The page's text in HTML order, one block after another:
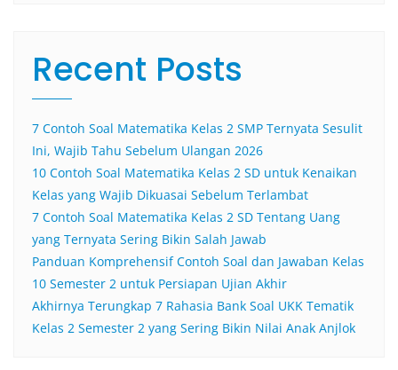
Recent Posts
7 Contoh Soal Matematika Kelas 2 SMP Ternyata Sesulit
Ini, Wajib Tahu Sebelum Ulangan 2026
10 Contoh Soal Matematika Kelas 2 SD untuk Kenaikan
Kelas yang Wajib Dikuasai Sebelum Terlambat
7 Contoh Soal Matematika Kelas 2 SD Tentang Uang
yang Ternyata Sering Bikin Salah Jawab
Panduan Komprehensif Contoh Soal dan Jawaban Kelas
10 Semester 2 untuk Persiapan Ujian Akhir
Akhirnya Terungkap 7 Rahasia Bank Soal UKK Tematik
Kelas 2 Semester 2 yang Sering Bikin Nilai Anak Anjlok